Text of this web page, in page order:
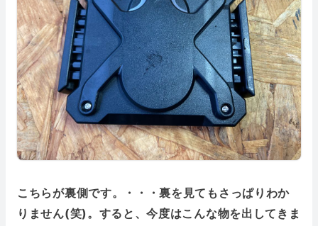
こちらが裏側です。・・・裏を見てもさっぱりわか
りません(笑)。すると、今度はこんな物を出してきま